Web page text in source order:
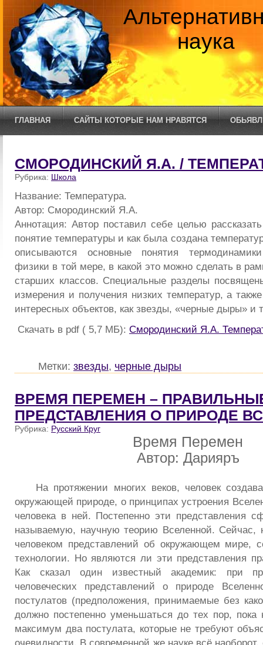
наука
ГЛАВНАЯ САЙТЫ КОТОРЫЕ НАМ НРАВЯТСЯ
СМОРОДИНСКИЙ Я.А. /
Рубрика: Школа
Название: Температура.
Автор: Смородинский Я.А.
Аннотация: Автор поставил себе целью
понятие температуры и как была создана
описываются основные понятия
физики в той мере, в какой это можно сделать в
старших классов. Специальные разделы
измерения и получения низких температур, а
интересных объектов, как звезды, «черные дыры» и
Скачать в pdf ( 5,7 МБ): Смородинский Я.А.
Метки: звезды, черные дыры
ВРЕМЯ ПЕРЕМЕН –
ПРЕДСТАВЛЕНИЯ О ПРИРОДЕ
Рубрика: Русский Круг
Время Перемен
Автор: Дарияръ
На протяжении многих веков, человек
окружающей природе, о принципах устроения
человека в ней. Постепенно эти представления
называемую, научную теорию Вселенной. Сейчас,
человеком представлений об окружающем мире,
технологии. Но являются ли эти представления
Как сказал один известный академик: при
человеческих представлений о природе
постулатов (предположения, принимаемые без
должно постепенно уменьшаться до тех пор,
максимум два постулата, которые не требуют
очевидности. В современной же науке всё